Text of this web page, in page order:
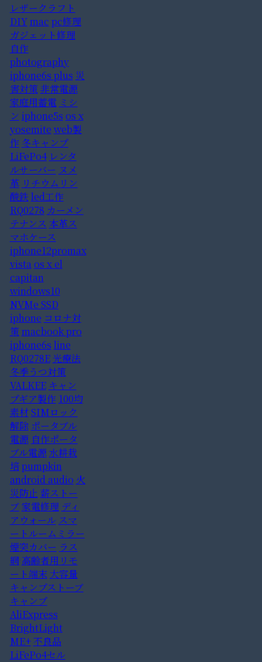
レザークラフト
DIYmac pc修理
ガジェット修理
自作
photography
iphone6s plus 災
害対策非常電源
家庭用蓄電 ミシ
ン iphone5s os x
yosemite web製
作 冬キャンプ
LiFePo4 レンタ
ルサーバー ヌメ
革 リチウムリン
酸鉄 led工作
RQ0278 カーメン
テナンス 本革ス
マホケース
iphone12promax
vista os x el
capitan
windows10
NVMe SSD
iphone コロナ対
策macbook pro
iphone6s line
RQ0278E 光療法
冬季うつ対策
VALKEE キャン
プギア製作 100均
素材SIMロック
解除 ポータブル
電源 自作ポータ
ブル電源 水耕栽
培pumpkin
android audio 火
災防止 薪ストー
ブ家電修理 ディ
アウォール スマ
ートルームミラー
煙突カバー ラス
網 高齢者用リモ
ート端末 大容量
キャンプストーブ
キャンプ
AliExpress
BrightLight
ME+不良品
LiFePo4セル